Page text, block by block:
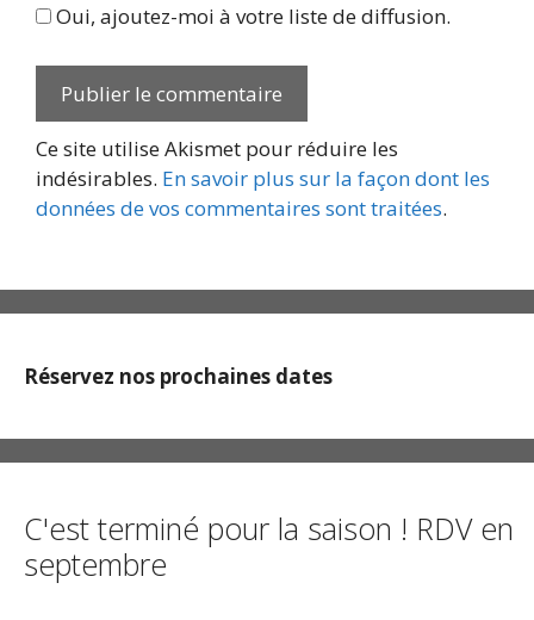
Oui, ajoutez-moi à votre liste de diffusion.
Ce site utilise Akismet pour réduire les
indésirables. En savoir plus sur la façon dont les
données de vos commentaires sont traitées.
Réservez nos prochaines dates
C'est terminé pour la saison ! RDV en
septembre